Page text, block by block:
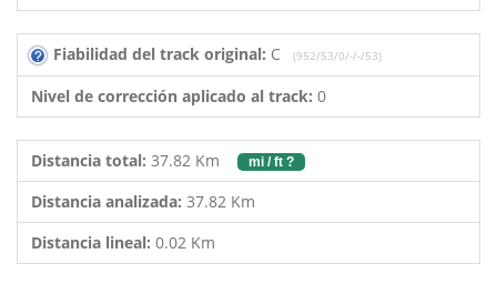
Fiabilidad del track original: C (952/53/0/-/-/53)
Nivel de corrección aplicado al track: 0
Distancia total: 37.82 Km mi / ft ?
Distancia analizada: 37.82 Km
Distancia lineal: 0.02 Km